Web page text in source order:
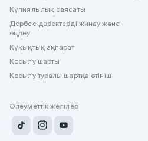
Құпиялылық саясаты
Дербес деректерді жинау және
өңдеу
Құқықтық ақпарат
Қосылу шарты
Қосылу туралы шартқа өтініш
Әлеуметтік желілер